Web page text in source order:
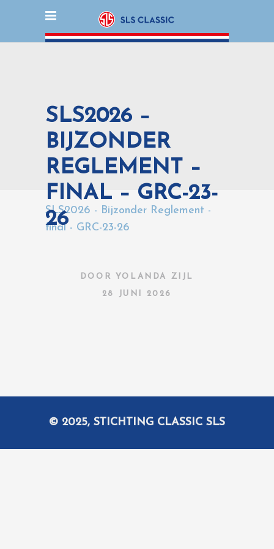
SLS2026 –
BIJZONDER
REGLEMENT –
FINAL – GRC-23-
26
SLS2026 - Bijzonder Reglement -
final - GRC-23-26
DOOR YOLANDA ZIJL
28 JUNI 2026
© 2025, STICHTING CLASSIC SLS